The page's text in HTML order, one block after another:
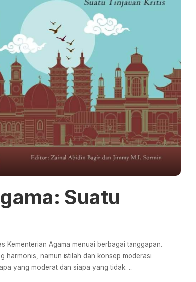
Suatu
Kementerian Agama menuai berbagai tanggapan.
harmonis, namun istilah dan konsep moderasi
yang moderat dan siapa yang tidak. ...